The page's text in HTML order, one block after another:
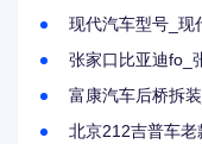
现代汽车型号_现
张家口比亚迪fo_
富康汽车后桥拆
北京212吉普车